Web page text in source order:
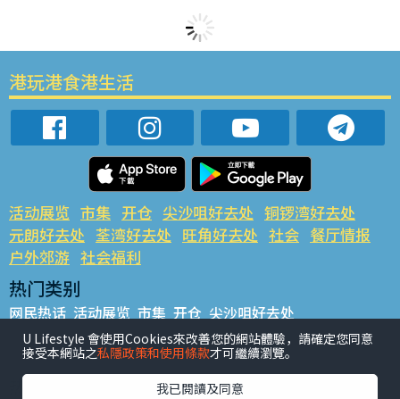
港玩港食港生活
活动展览 市集 开仓 尖沙咀好去处 铜锣湾好去处
元朗好去处 荃湾好去处 旺角好去处 社会 餐厅情报
户外郊游 社会福利
热门类别
网民热话 活动展览 市集 开仓 尖沙咀好去处
铜锣湾好去处 元朗好去处 荃湾好去处 旺角好去处 社会
餐厅情报 户外郊游
热门标签
U Lifestyle 會使用Cookies來改善您的網站體驗，請確定您同意
接受本網站之私隱政策和使用條款才可繼續瀏覽。
我已閱讀及同意